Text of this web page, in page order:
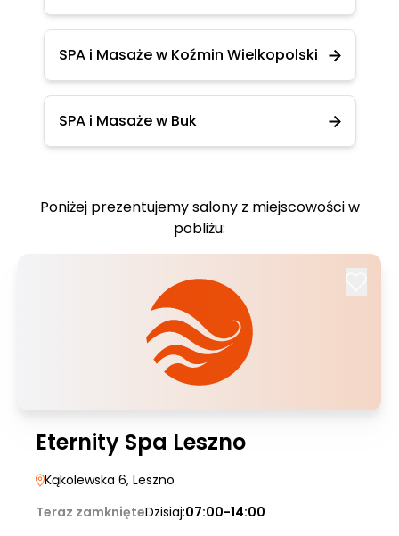
SPA i Masaże w Koźmin Wielkopolski
SPA i Masaże w Buk
Poniżej prezentujemy salony z miejscowości w
pobliżu:
Eternity Spa Leszno
Kąkolewska 6, Leszno
Teraz zamknięteDzisiaj:07:00-14:00